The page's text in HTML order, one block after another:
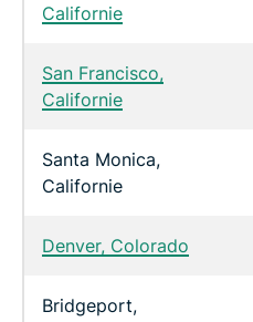
Californie
San Francisco,
Californie
Santa Monica,
Californie
Denver, Colorado
Bridgeport,